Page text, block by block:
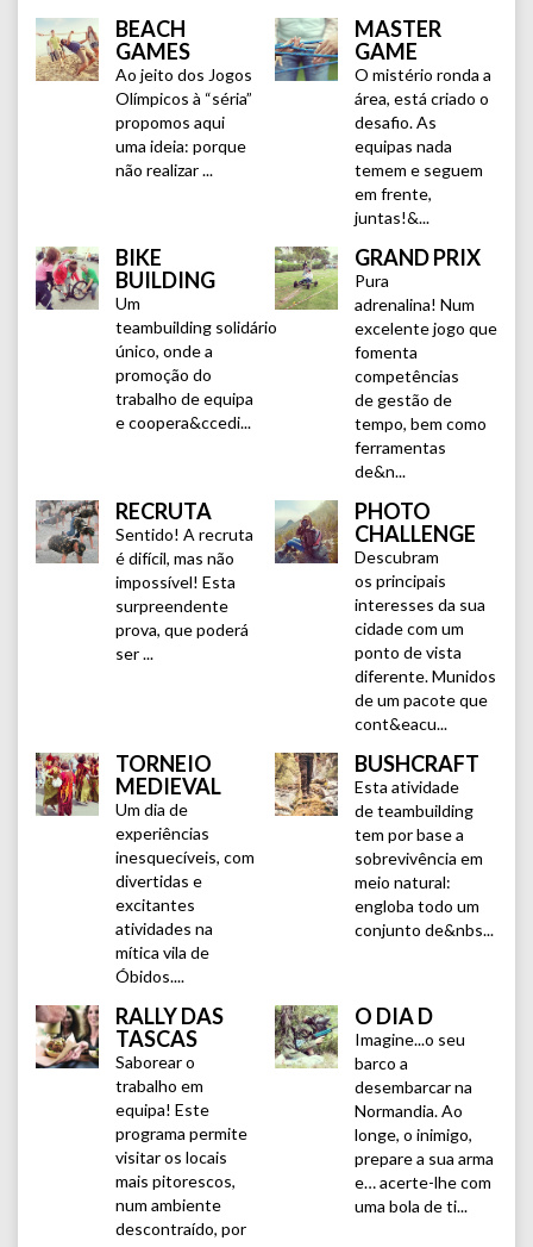
BEACH
GAMES
Ao jeito dos Jogos
Olímpicos à “séria”
propomos aqui
uma ideia: porque
não realizar ...
MASTER
GAME
O mistério ronda a
área, está criado o
desafio. As
equipas nada
temem e seguem
em frente,
juntas!&...
BIKE
BUILDING
Um
teambuilding solidário
único, onde a
promoção do
trabalho de equipa
e coopera&ccedi...
GRAND PRIX
Pura
adrenalina! Num
excelente jogo que
fomenta
competências
de gestão de
tempo, bem como
ferramentas
de&n...
RECRUTA
Sentido! A recruta
é difícil, mas não
impossível! Esta
surpreendente
prova, que poderá
ser ...
PHOTO
CHALLENGE
Descubram
os principais
interesses da sua
cidade com um
ponto de vista
diferente. Munidos
de um pacote que
cont&eacu...
TORNEIO
MEDIEVAL
Um dia de
experiências
inesquecíveis, com
divertidas e
excitantes
atividades na
mítica vila de
Óbidos....
BUSHCRAFT
Esta atividade
de teambuilding
tem por base a
sobrevivência em
meio natural:
engloba todo um
conjunto de&nbs...
RALLY DAS
TASCAS
Saborear o
trabalho em
equipa! Este
programa permite
visitar os locais
mais pitorescos,
num ambiente
descontraído, por
O DIA D
Imagine...o seu
barco a
desembarcar na
Normandia. Ao
longe, o inimigo,
prepare a sua arma
e… acerte-lhe com
uma bola de ti...